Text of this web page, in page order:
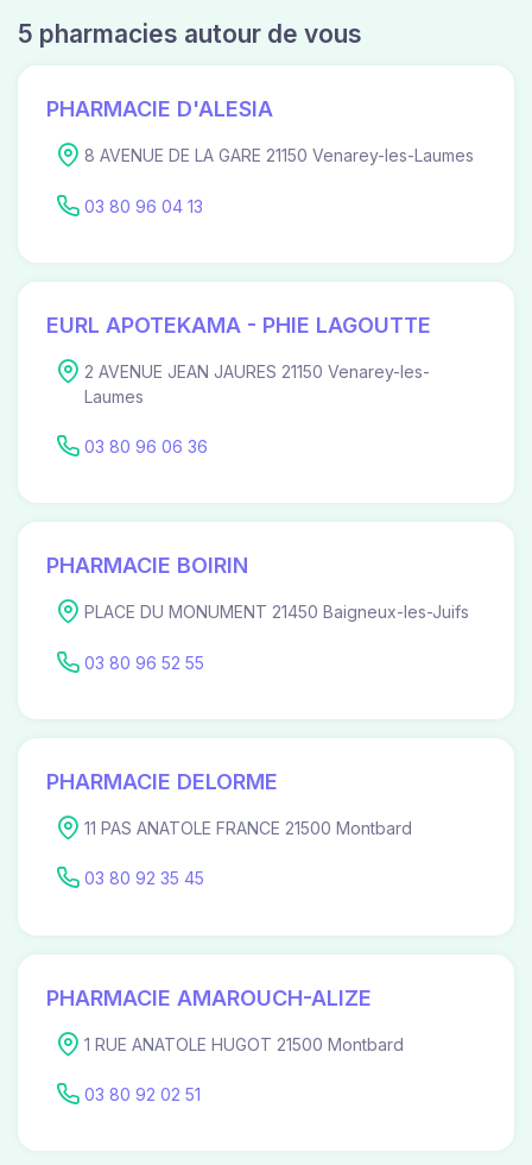
5 pharmacies autour de vous
PHARMACIE D'ALESIA
8 AVENUE DE LA GARE 21150 Venarey-les-Laumes
03 80 96 04 13
EURL APOTEKAMA - PHIE LAGOUTTE
2 AVENUE JEAN JAURES 21150 Venarey-les-
Laumes
03 80 96 06 36
PHARMACIE BOIRIN
PLACE DU MONUMENT 21450 Baigneux-les-Juifs
03 80 96 52 55
PHARMACIE DELORME
11 PAS ANATOLE FRANCE 21500 Montbard
03 80 92 35 45
PHARMACIE AMAROUCH-ALIZE
1 RUE ANATOLE HUGOT 21500 Montbard
03 80 92 02 51